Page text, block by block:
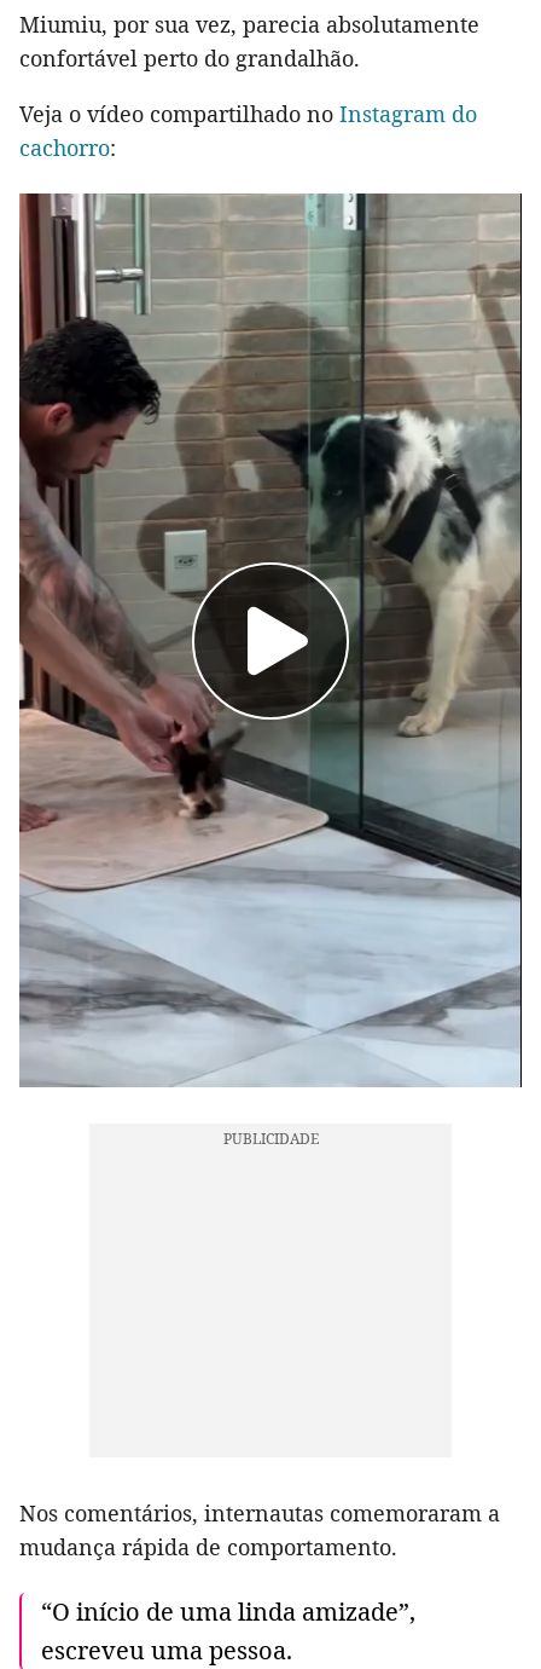
Miumiu, por sua vez, parecia absolutamente
confortável perto do grandalhão.
Veja o vídeo compartilhado no Instagram do
cachorro:
Nos comentários, internautas comemoraram a
mudança rápida de comportamento.
“O início de uma linda amizade”,
escreveu uma pessoa.